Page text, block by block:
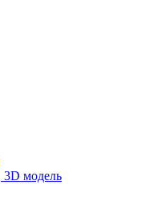
3D модель